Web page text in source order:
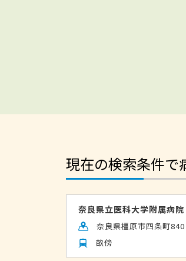
現在の検索条件で
奈良県立医科大学附属病院
奈良県橿原市四条町840
畝傍